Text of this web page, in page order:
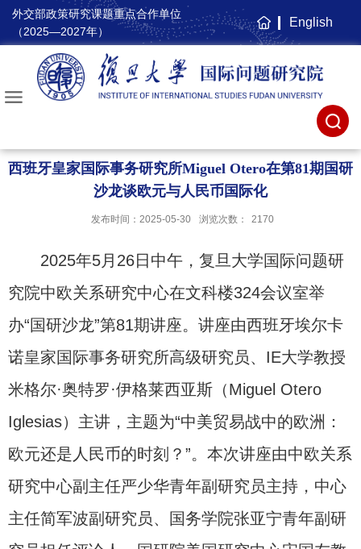
外交部政策研究课题重点合作单位
（2025—2027年）
主
页
English
西班牙皇家国际事务研究所Miguel Otero在第81期国研
沙龙谈欧元与人民币国际化
发布时间：2025-05-30 浏览次数： 2170
2025年5月26日中午，复旦大学国际问题研
究院中欧关系研究中心在文科楼324会议室举
办“国研沙龙”第81期讲座。讲座由西班牙埃尔卡
诺皇家国际事务研究所高级研究员、IE大学教授
米格尔·奥特罗·伊格莱西亚斯（Miguel Otero
Iglesias）主讲，主题为“中美贸易战中的欧洲：
欧元还是人民币的时刻？”。本次讲座由中欧关系
研究中心副主任严少华青年副研究员主持，中心
主任简军波副研究员、国务学院张亚宁青年副研